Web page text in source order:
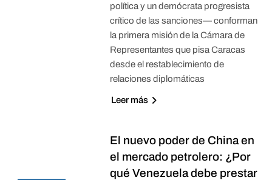
política y un demócrata progresista
crítico de las sanciones— conforman
la primera misión de la Cámara de
Representantes que pisa Caracas
desde el restablecimiento de
relaciones diplomáticas
Leer más
El nuevo poder de China en
el mercado petrolero: ¿Por
qué Venezuela debe prestar